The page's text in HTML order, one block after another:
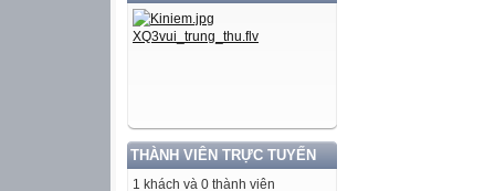
THÀNH VIÊN TRỰC TUYẾN
1 khách và 0 thành viên